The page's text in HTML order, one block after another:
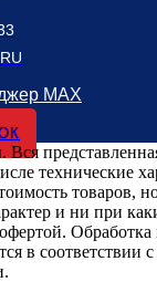
MAX
технические
товаров,
и ни при
в соответствии